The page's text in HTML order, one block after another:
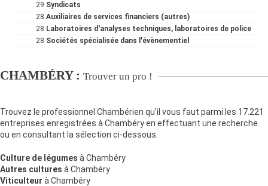
29 Syndicats
28 Auxiliaires de services financiers (autres)
28 Laboratoires d'analyses techniques, laboratoires de police
28 Sociétés spécialisée dans l'évènementiel
CHAMBÉRY : Trouver un pro !
Trouvez le professionnel Chambérien qu'il vous faut parmi les 17.221
entreprises enregistrées à Chambéry en effectuant une recherche
ou en consultant la sélection ci-dessous.
Culture de légumes à Chambéry
Autres cultures à Chambéry
Viticulteur à Chambéry